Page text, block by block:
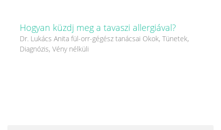
Hogyan küzdj meg a tavaszi allergiával?
Dr. Lukács Anita fül-orr-gégész tanácsai Okok, Tünetek,
Diagnózis, Vény nélküli